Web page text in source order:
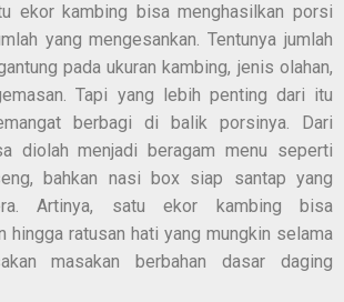
ekor kambing bisa menghasilkan porsi
yang mengesankan. Tentunya jumlah
pada ukuran kambing, jenis olahan,
Tapi yang lebih penting dari itu
berbagi di balik porsinya. Dari
diolah menjadi beragam menu seperti
bahkan nasi box siap santap yang
Artinya, satu ekor kambing bisa
hingga ratusan hati yang mungkin selama
masakan berbahan dasar daging